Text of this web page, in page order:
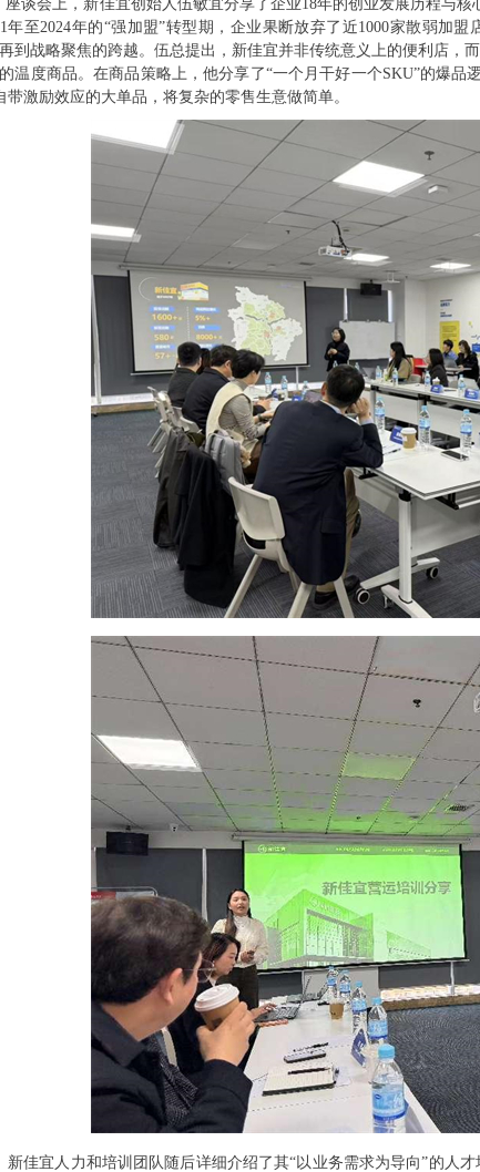
座谈会上，新佳宜创始人伍敏宜分享了企业18年的创业发展历程与
年至2024年的“强加盟”转型期，企业果断放弃了近1000家散弱加
到战略聚焦的跨越。伍总提出，新佳宜并非传统意义上的便利店，
温度商品。在商品策略上，他分享了“一个月干好一个SKU”的爆
带激励效应的大单品，将复杂的零售生意做简单。
新佳宜人力和培训团队随后详细介绍了其“以业务需求为导向”的人